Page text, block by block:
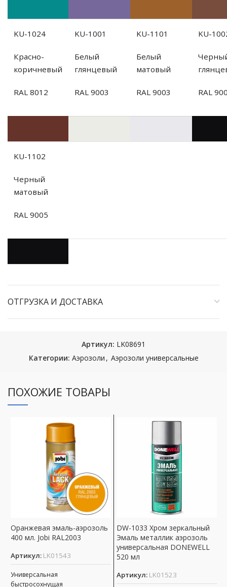
KU-1024
Красно-
коричневый
RAL 8012
KU-1001
Белый
глянцевый
RAL 9003
KU-1101
Белый
матовый
RAL 9003
KU-
RAL
KU-1102
Черный
матовый
RAL 9005
ОТГРУЗКА И ДОСТАВКА
Артикул: LK08691
Категории: Аэрозоли , Аэрозоли универсальные
ПОХОЖИЕ ТОВАРЫ
Оранжевая эмаль-аэрозоль
400 мл. Jobi RAL2003
Артикул: LK01543
Универсальная
быстросохнущая
DW-1033 Хром зеркальный
Эмаль металлик аэрозоль
универсальная DONEWELL
520 мл
Артикул: LK01523